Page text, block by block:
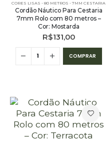
CORES LISAS - 80 METROS - 7MM CESTARIA
Cordão Náutico Para Cestaria
7mm Rolo com 80 metros –
Cor: Mostarda
R$131,00
COMPRAR